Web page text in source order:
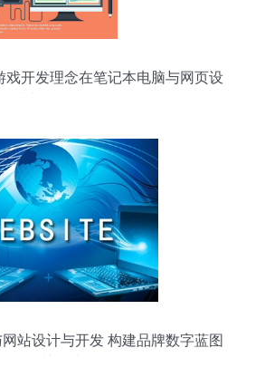
戏开发理念在笔记本电脑与网页设
站设计与开发 构建品牌数字蓝图